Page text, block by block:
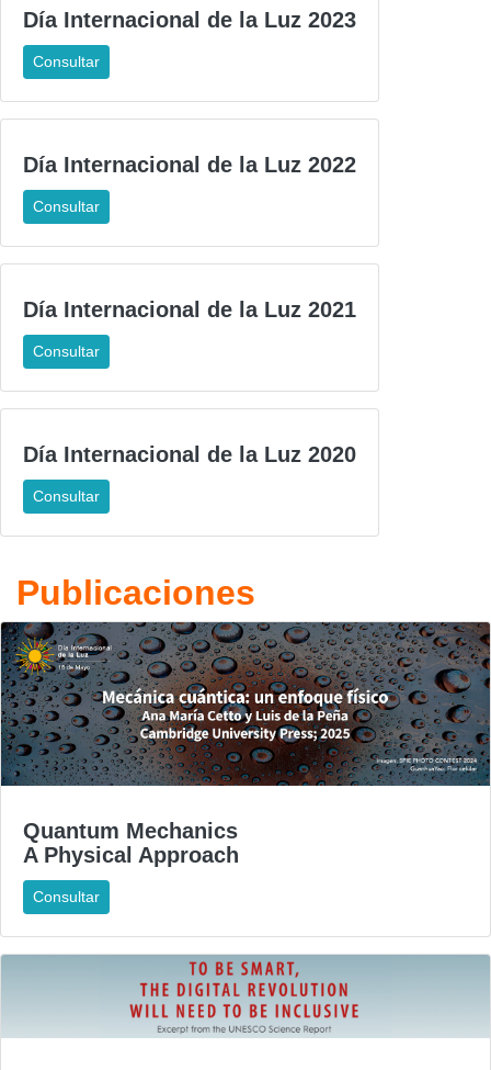
Día Internacional de la Luz 2023
Consultar
Día Internacional de la Luz 2022
Consultar
Día Internacional de la Luz 2021
Consultar
Día Internacional de la Luz 2020
Consultar
Publicaciones
Quantum Mechanics
A Physical Approach
Consultar